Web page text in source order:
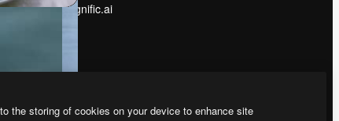
Ищете magnific.ai
the storing of cookies on your device to enhance site